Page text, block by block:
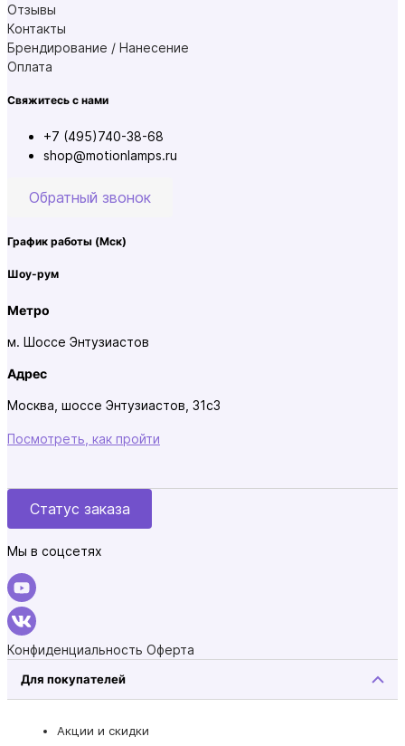
Отзывы
Контакты
Брендирование / Нанесение
Оплата
Свяжитесь с нами
+7 (495)740-38-68
shop@motionlamps.ru
Обратный звонок
График работы (Мск)
Шоу-рум
Метро
м. Шоссе Энтузиастов
Адрес
Москва, шоссе Энтузиастов, 31с3
Посмотреть, как пройти
Статус заказа
Мы в соцсетях
Конфиденциальность Оферта
Для покупателей
Акции и скидки